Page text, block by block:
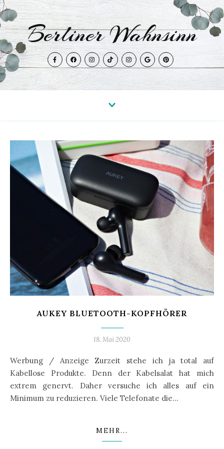
Berliner Wahnsinn
AUKEY BLUETOOTH-KOPFHÖRER
18. Mai 2020
Werbung / Anzeige Zurzeit stehe ich ja total auf
Kabellose Produkte. Denn der Kabelsalat hat mich
extrem genervt. Daher versuche ich alles auf ein
Minimum zu reduzieren. Viele Telefonate die…
MEHR...